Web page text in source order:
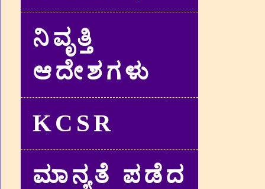
ನಿವೃತ್ತಿ
ಆದೇಶಗಳು
KCSR
ಮಾನ್ಯತೆ ಪಡೆದ